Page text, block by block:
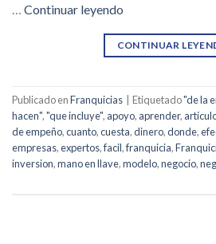
Continuar leyendo
CONTINUAR
Publicado enFranquicias Etiquetado"de la
hacen","que incluye", apoyo, aprender,
de empeño,cuanto,cuesta,dinero,donde,
empresas,expertos,facil,franquicia,
inversion,mano en llave,modelo,negocio,